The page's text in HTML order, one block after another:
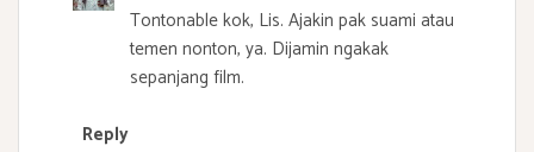
Tontonable kok, Lis. Ajakin pak suami atau
temen nonton, ya. Dijamin ngakak
sepanjang film.
Reply